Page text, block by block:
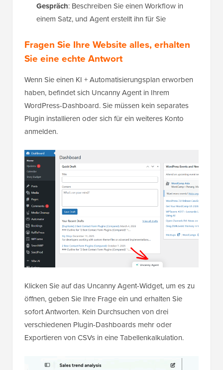
Gespräch: Beschreiben Sie einen Workflow in
einem Satz, und Agent erstellt ihn für Sie
Fragen Sie Ihre Website alles, erhalten
Sie eine echte Antwort
Wenn Sie einen KI + Automatisierungsplan erworben
haben, befindet sich Uncanny Agent in Ihrem
WordPress-Dashboard. Sie müssen kein separates
Plugin installieren oder sich für ein weiteres Konto
anmelden.
Klicken Sie auf das Uncanny Agent-Widget, um es zu
öffnen, geben Sie Ihre Frage ein und erhalten Sie
sofort Antworten. Kein Durchsuchen von drei
verschiedenen Plugin-Dashboards mehr oder
Exportieren von CSVs in eine Tabellenkalkulation.